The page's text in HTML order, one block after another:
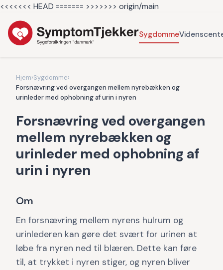
<<<<<<< HEAD ======= >>>>>>> origin/main
Sygdomme
Hjem›Sygdomme›
Forsnævring ved overgangen mellem nyrebækken og
urinleder med ophobning af urin i nyren
Forsnævring ved overgangen
mellem nyrebækken og
urinleder med ophobning af
urin i nyren
Om
En forsnævring mellem nyrens hulrum og
urinlederen kan gøre det svært for urinen at
løbe fra nyren ned til blæren. Dette kan føre
til, at trykket i nyren stiger, og nyren bliver